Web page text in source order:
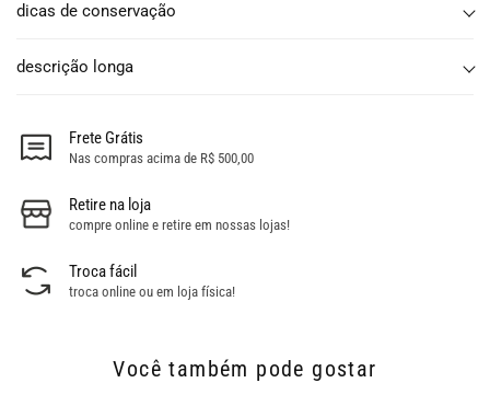
dicas de conservação
descrição longa
Frete Grátis
Nas compras acima de R$ 500,00
Retire na loja
compre online e retire em nossas lojas!
Troca fácil
troca online ou em loja física!
Você também pode gostar